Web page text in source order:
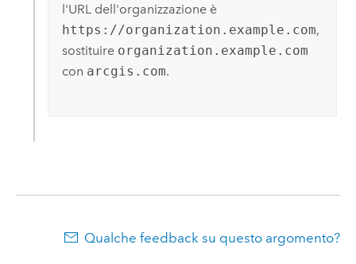
l'URL dell'organizzazione è
https://organization.example.com,
sostituire organization.example.com
con arcgis.com.
Qualche feedback su questo argomento?